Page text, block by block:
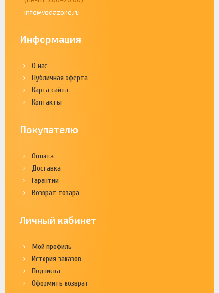
info@vodazone.ru
Информация
О нас
Публичная оферта
Карта сайта
Контакты
Покупателю
Оплата
Доставка
Гарантии
Возврат товара
Личный кабинет
Мой профиль
История заказов
Подписка
Оформить возврат